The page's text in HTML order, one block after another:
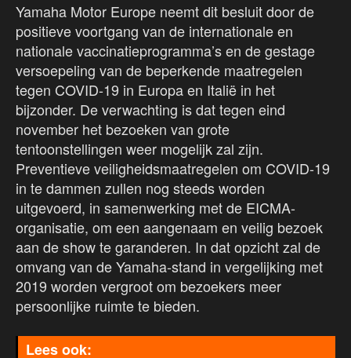
Yamaha Motor Europe neemt dit besluit door de
positieve voortgang van de internationale en
nationale vaccinatieprogramma’s en de gestage
versoepeling van de beperkende maatregelen
tegen COVID-19 in Europa en Italië in het
bijzonder. De verwachting is dat tegen eind
november het bezoeken van grote
tentoonstellingen weer mogelijk zal zijn.
Preventieve veiligheidsmaatregelen om COVID-19
in te dammen zullen nog steeds worden
uitgevoerd, in samenwerking met de EICMA-
organisatie, om een aangenaam en veilig bezoek
aan de show te garanderen. In dat opzicht zal de
omvang van de Yamaha-stand in vergelijking met
2019 worden vergroot om bezoekers meer
persoonlijke ruimte te bieden.